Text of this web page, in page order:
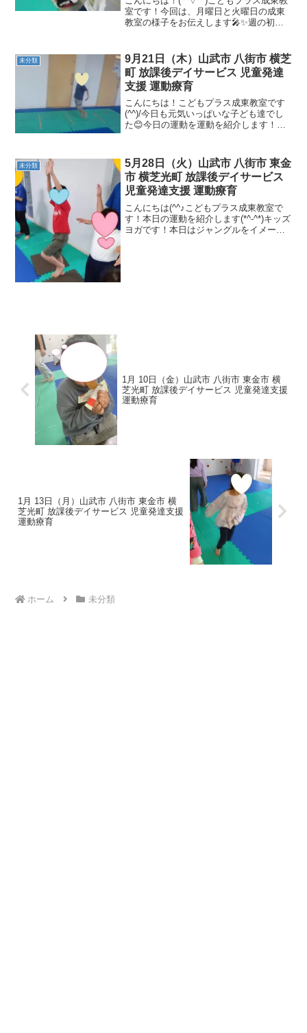
室です！今回は、月曜日と火曜日の成東
教室の様子をお伝えします🎤✨週の初め
－－－－－－－－－－－－－－－－－－
－－－－...
未分類
9月21日（木）山武市 八街市 横芝
町 放課後デイサービス 児童発達
支援 運動療育
こんにちは！こどもプラス成東教室です
(^^)/今日も元気いっぱいな子ども達でし
た😊今日の運動を運動を紹介します！！
覚・協応性・脚力） 〇跳び箱ジャン
プ、...
未分類
5月28日（火）山武市 八街市 東金
市 横芝光町 放課後デイサービス
児童発達支援 運動療育
こんにちは(^^♪こどもプラス成東教室で
す！本日の運動を紹介します(*^-^*)キッズ
ヨガです！本日はジャングルをイメージ
1月 10日（金）山武市 八街市 東金市 横
芝光町 放課後デイサービス 児童発達支援
運動療育
1月 13日（月）山武市 八街市 東金市 横
芝光町 放課後デイサービス 児童発達支援
運動療育
ホーム 未分類